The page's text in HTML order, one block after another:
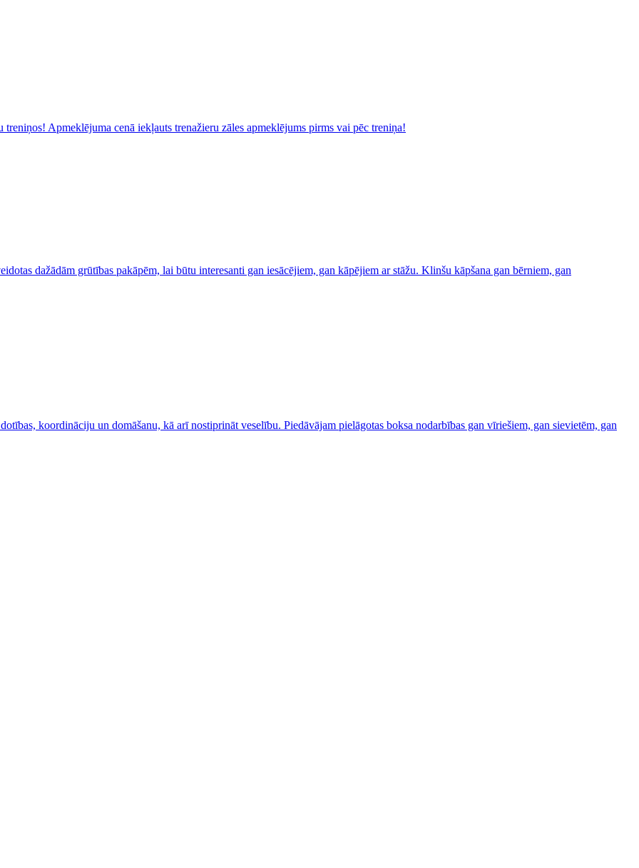
Apmeklējuma cenā iekļauts trenažieru zāles apmeklējums pirms vai pēc treniņa!
dažādām grūtības pakāpēm, lai būtu interesanti gan iesācējiem, gan kāpējiem ar stāžu. Klinšu kāpšana gan bērniem, gan
koordināciju un domāšanu, kā arī nostiprināt veselību. Piedāvājam pielāgotas boksa nodarbības gan vīriešiem, gan sievietēm, gan